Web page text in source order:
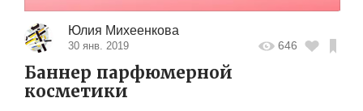
Юлия Михеенкова
30 янв. 2019 646
Баннер парфюмерной
косметики